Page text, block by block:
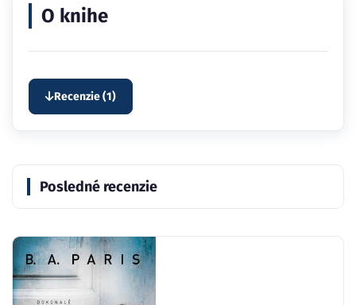
O knihe
Recenzie (1)
Posledné recenzie